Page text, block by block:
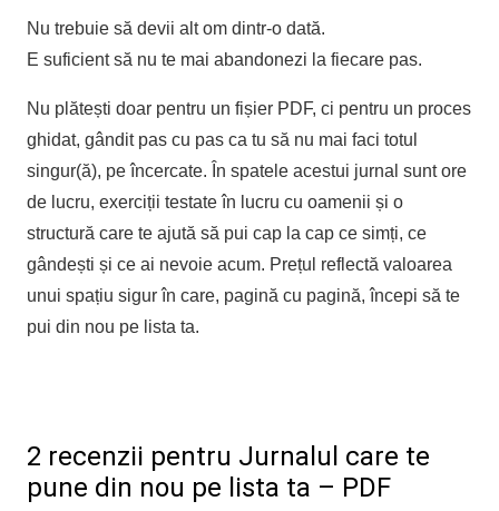
Nu trebuie să devii alt om dintr-o dată.
E suficient să nu te mai abandonezi la fiecare pas.
Nu plătești doar pentru un fișier PDF, ci pentru un proces
ghidat, gândit pas cu pas ca tu să nu mai faci totul
singur(ă), pe încercate. În spatele acestui jurnal sunt ore
de lucru, exerciții testate în lucru cu oamenii și o
structură care te ajută să pui cap la cap ce simți, ce
gândești și ce ai nevoie acum. Prețul reflectă valoarea
unui spațiu sigur în care, pagină cu pagină, începi să te
pui din nou pe lista ta.
2 recenzii pentru Jurnalul care te
pune din nou pe lista ta – PDF